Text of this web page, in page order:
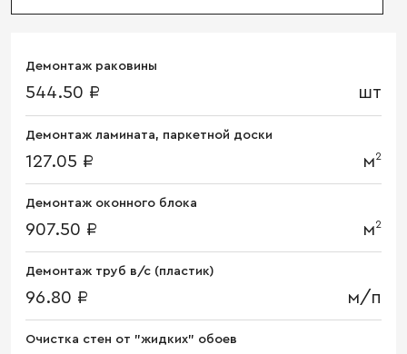
Демонтаж раковины
544.50 ₽ шт
Демонтаж ламината, паркетной доски
127.05 ₽ м2
Демонтаж оконного блока
907.50 ₽ м2
Демонтаж труб в/с (пластик)
96.80 ₽ м/п
Очистка стен от "жидких" обоев